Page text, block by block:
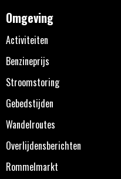
Omgeving
Activiteiten
Benzineprijs
Stroomstoring
Gebedstijden
Wandelroutes
Overlijdensberichten
Rommelmarkt